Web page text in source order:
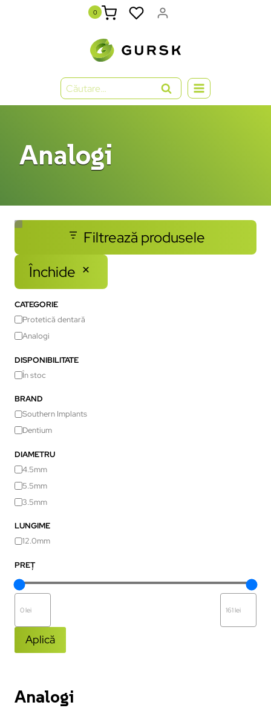
0
Analogi
Filtrează produsele
Închide
CATEGORIE
Protetică dentară
Analogi
DISPONIBILITATE
În stoc
BRAND
Southern Implants
Dentium
DIAMETRU
4.5mm
5.5mm
3.5mm
LUNGIME
12.0mm
PREȚ
Aplică
Analogi